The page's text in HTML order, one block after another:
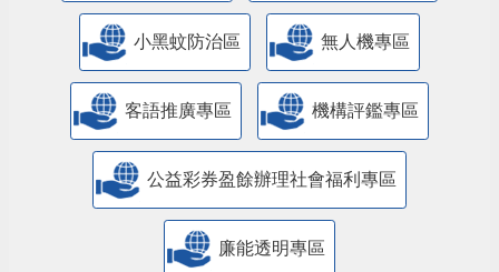
小黑蚊防治區 無人機專區
客語推廣專區 機構評鑑專區
公益彩券盈餘辦理社會福利專區
廉能透明專區